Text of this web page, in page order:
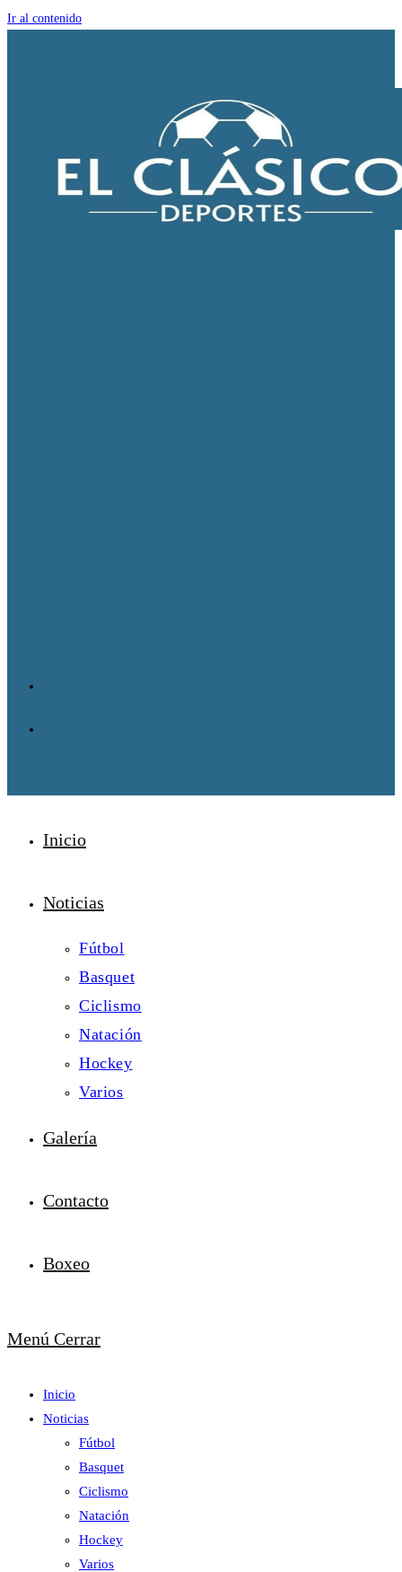
Ir al contenido
Inicio
Noticias
Fútbol
Basquet
Ciclismo
Natación
Hockey
Varios
Galería
Contacto
Boxeo
Menú Cerrar
Inicio
Noticias
Fútbol
Basquet
Ciclismo
Natación
Hockey
Varios